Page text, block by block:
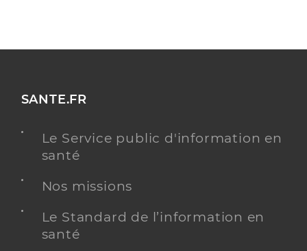
SANTE.FR
Le Service public d'information en
santé
Nos missions
Le Standard de l’information en
santé